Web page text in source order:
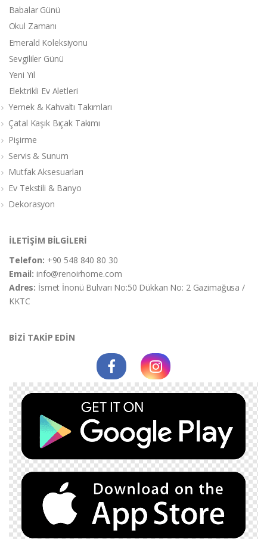
Babalar Günü
Okul Zamanı
Emerald Koleksiyonu
Sevgililer Günü
Yeni Yıl
Elektrikli Ev Aletleri
Yemek & Kahvaltı Takımları
Çatal Kaşık Bıçak Takımı
Pişirme
Servis & Sunum
Mutfak Aksesuarları
Ev Tekstili & Banyo
Dekorasyon
İLETİŞİM BİLGİLERİ
Telefon: +90 548 840 80 30
Email:info@renoirhome.com
Adres: İsmet İnonü Bulvarı No:50 Dükkan No: 2 Gazimağusa /
KKTC
BİZİ TAKİP EDİN